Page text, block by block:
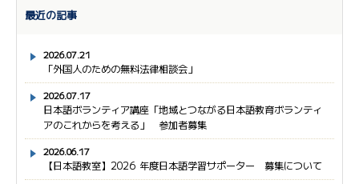
最近の記事
2026.07.21
「外国人のための無料法律相談会」
2026.07.17
日本語ボランティア講座「地域とつながる日本語教育ボランティ
アのこれからを考える」 参加者募集
2026.06.17
【日本語教室】2026 年度日本語学習サポーター 募集について